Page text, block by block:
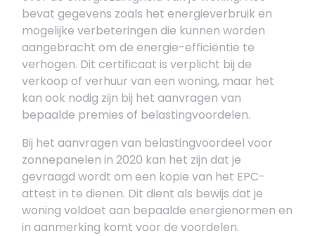
bevat gegevens zoals het energieverbruik en
mogelijke verbeteringen die kunnen worden
aangebracht om de energie-efficiëntie te
verhogen. Dit certificaat is verplicht bij de
verkoop of verhuur van een woning, maar het
kan ook nodig zijn bij het aanvragen van
bepaalde premies of belastingvoordelen.
Bij het aanvragen van belastingvoordeel voor
zonnepanelen in 2020 kan het zijn dat je
gevraagd wordt om een kopie van het EPC-
attest in te dienen. Dit dient als bewijs dat je
woning voldoet aan bepaalde energienormen en
in aanmerking komt voor de voordelen.